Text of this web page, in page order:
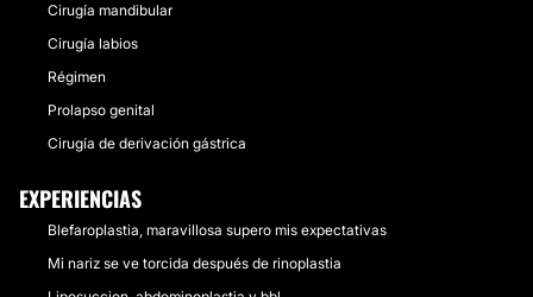
Cirugía mandibular
Cirugía labios
Régimen
Prolapso genital
Cirugía de derivación gástrica
EXPERIENCIAS
Blefaroplastia, maravillosa supero mis expectativas
Mi nariz se ve torcida después de rinoplastia